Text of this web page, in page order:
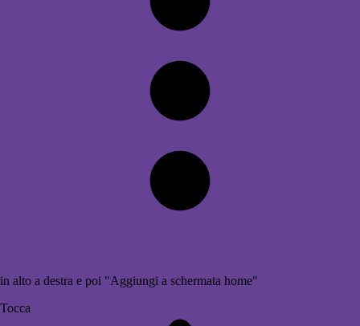
in alto a destra e poi "Aggiungi a schermata home"
Tocca